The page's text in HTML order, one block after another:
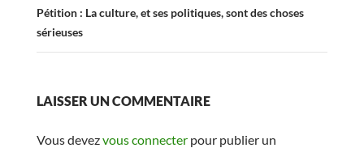
Pétition : La culture, et ses politiques, sont des choses
sérieuses
LAISSER UN COMMENTAIRE
Vous devezvous connecterpour publier un